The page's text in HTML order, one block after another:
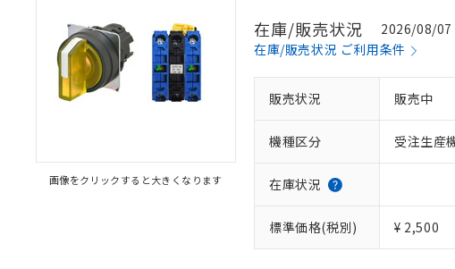
画像をクリックすると大きくなります
在庫/販売状況
2026/08/07
在庫/販売状況 ご利用条件
販売状況 販売中
機種区分 受注生産
在庫状況
標準価格(税別) ¥ 2,500